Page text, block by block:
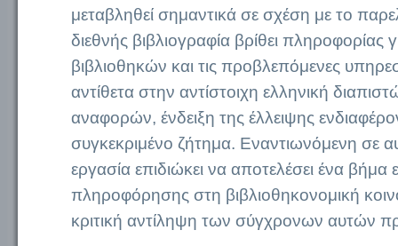
μεταβληθεί σημαντικά σε σχέση με το
διεθνής βιβλιογραφία βρίθει πληροφορίας
βιβλιοθηκών και τις προβλεπόμενες
αντίθετα στην αντίστοιχη ελληνική
αναφορών, ένδειξη της έλλειψης
συγκεκριμένο ζήτημα. Εναντιωνόμενη σε
εργασία επιδιώκει να αποτελέσει ένα
πληροφόρησης στη βιβλιοθηκονομική
κριτική αντίληψη των σύγχρονων αυτών